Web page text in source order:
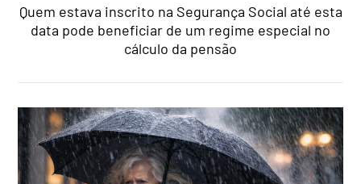
Quem estava inscrito na Segurança Social até esta
data pode beneficiar de um regime especial no
cálculo da pensão